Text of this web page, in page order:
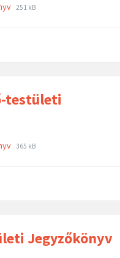
251 kB
testületi
365 kB
Jegyzőkönyv